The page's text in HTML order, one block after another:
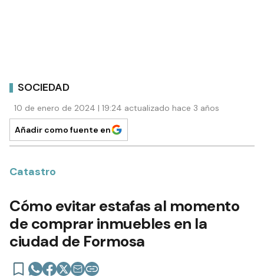
SOCIEDAD
10 de enero de 2024 | 19:24 actualizado hace 3 años
Añadir como fuente en
Catastro
Cómo evitar estafas al momento
de comprar inmuebles en la
ciudad de Formosa